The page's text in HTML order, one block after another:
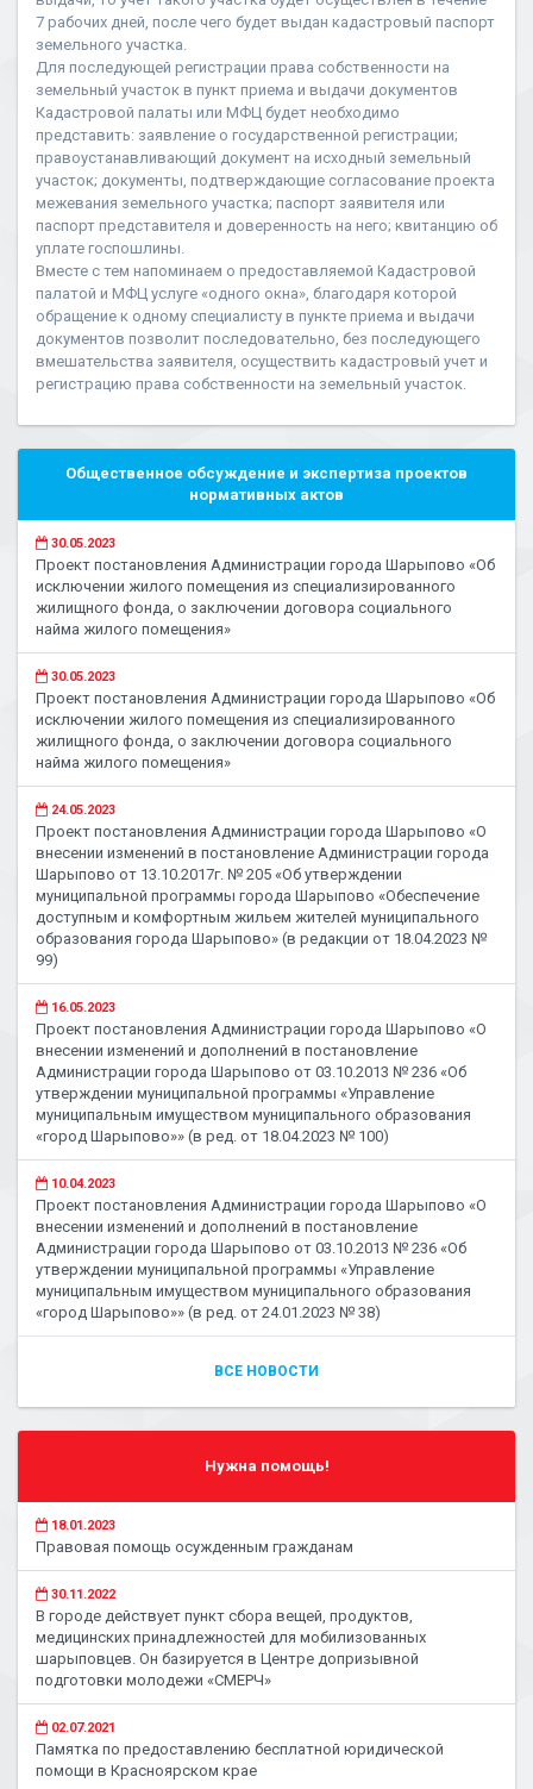
7 рабочих дней, после чего будет выдан кадастровый паспорт
земельного участка.
Для последующей регистрации права собственности на
земельный участок в пункт приема и выдачи документов
Кадастровой палаты или МФЦ будет необходимо
представить: заявление о государственной регистрации;
правоустанавливающий документ на исходный земельный
участок; документы, подтверждающие согласование проекта
межевания земельного участка; паспорт заявителя или
паспорт представителя и доверенность на него; квитанцию об
уплате госпошлины.
Вместе с тем напоминаем о предоставляемой Кадастровой
палатой и МФЦ услуге «одного окна», благодаря которой
обращение к одному специалисту в пункте приема и выдачи
документов позволит последовательно, без последующего
вмешательства заявителя, осуществить кадастровый учет и
регистрацию права собственности на земельный участок.
Общественное обсуждение и экспертиза проектов
нормативных актов
30.05.2023
Проект постановления Администрации города Шарыпово «Об
исключении жилого помещения из специализированного
жилищного фонда, о заключении договора социального
найма жилого помещения»
30.05.2023
Проект постановления Администрации города Шарыпово «Об
исключении жилого помещения из специализированного
жилищного фонда, о заключении договора социального
найма жилого помещения»
24.05.2023
Проект постановления Администрации города Шарыпово «О
внесении изменений в постановление Администрации города
Шарыпово от 13.10.2017г. № 205 «Об утверждении
муниципальной программы города Шарыпово «Обеспечение
доступным и комфортным жильем жителей муниципального
образования города Шарыпово» (в редакции от 18.04.2023 №
99)
16.05.2023
Проект постановления Администрации города Шарыпово «О
внесении изменений и дополнений в постановление
Администрации города Шарыпово от 03.10.2013 № 236 «Об
утверждении муниципальной программы «Управление
муниципальным имуществом муниципального образования
«город Шарыпово»» (в ред. от 18.04.2023 № 100)
10.04.2023
Проект постановления Администрации города Шарыпово «О
внесении изменений и дополнений в постановление
Администрации города Шарыпово от 03.10.2013 № 236 «Об
утверждении муниципальной программы «Управление
муниципальным имуществом муниципального образования
«город Шарыпово»» (в ред. от 24.01.2023 № 38)
ВСЕ НОВОСТИ
Нужна помощь!
18.01.2023
Правовая помощь осужденным гражданам
30.11.2022
В городе действует пункт сбора вещей, продуктов,
медицинских принадлежностей для мобилизованных
шарыповцев. Он базируется в Центре допризывной
подготовки молодежи «СМЕРЧ»
02.07.2021
Памятка по предоставлению бесплатной юридической
помощи в Красноярском крае